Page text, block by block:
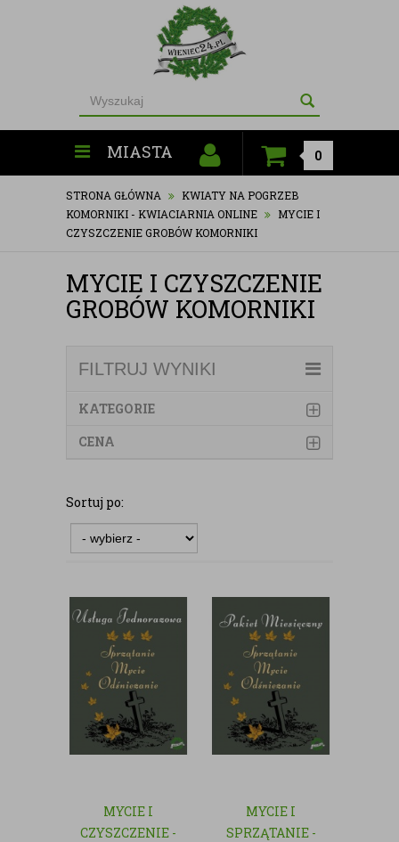
MIASTA 0
STRONA GŁÓWNA
KWIATY NA POGRZEB
KOMORNIKI - KWIACIARNIA ONLINE
MYCIE I
CZYSZCZENIE GROBÓW KOMORNIKI
MYCIE I CZYSZCZENIE
GROBÓW KOMORNIKI
FILTRUJ WYNIKI
KATEGORIE
CENA
Sortuj po:
MYCIE I
CZYSZCZENIE -
MYCIE I
SPRZĄTANIE -